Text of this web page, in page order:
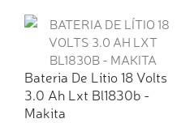
Bateria De Lítio 18 Volts
3.0 Ah Lxt Bl1830b -
Makita